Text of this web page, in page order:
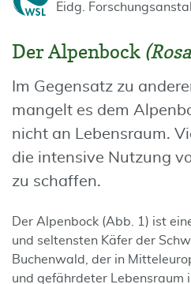
Eidg.
Der Alpenbock
Im Gegensatz zu
mangelt es dem
nicht an Lebensraum.
die intensive Nutzung
zu schaffen.
Der Alpenbock (Abb. 1) ist
und seltensten Käfer der
Buchenwald, der in
und gefährdeter Lebensraum